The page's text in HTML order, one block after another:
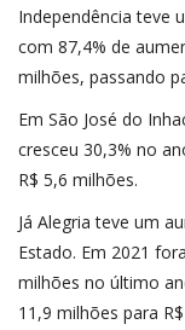
Independência teve
com 87,4% de
milhões, passando
Em São José do
cresceu 30,3% no
R$ 5,6 milhões.
Já Alegria teve um
Estado. Em 2021
milhões no último
11,9 milhões para